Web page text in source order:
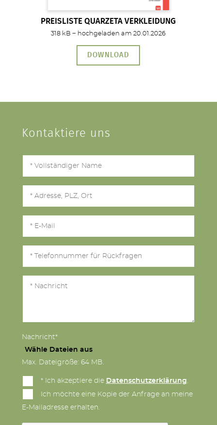
PREISLISTE QUARZETA VERKLEIDUNG
318 kB − hochgeladen am 20.01.2026
DOWNLOAD
Kontaktiere uns
Nachricht*
Wähle Dateien aus
Max. Dateigröße: 64 MB.
* Ich akzeptiere die Datenschutzerklärung.
Ich möchte eine Kopie der Anfrage an meine
E-Mailadresse erhalten.